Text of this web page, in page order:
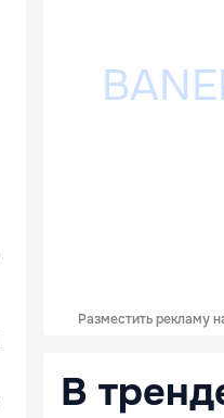
Разместить рекламу
В